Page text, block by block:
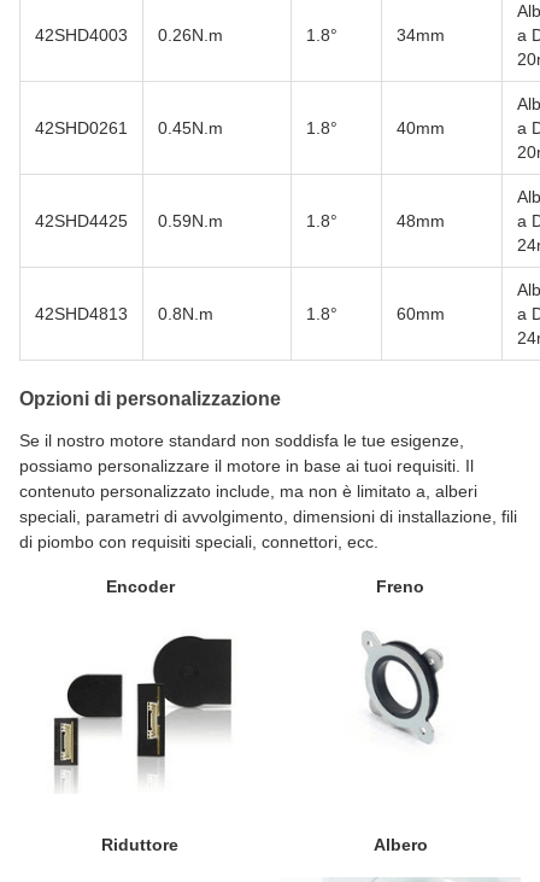
42SHD4003 0.26N.m 1.8° 34mm
a
42SHD0261 0.45N.m 1.8° 40mm
a
42SHD4425 0.59N.m 1.8° 48mm
a
42SHD4813 0.8N.m 1.8° 60mm
a
Opzioni di personalizzazione
Se il nostro motore standard non soddisfa le tue esigenze,
possiamo personalizzare il motore in base ai tuoi requisiti. Il
contenuto personalizzato include, ma non è limitato a, alberi
speciali, parametri di avvolgimento, dimensioni di installazione, fili
di piombo con requisiti speciali, connettori, ecc.
Encoder Freno
Riduttore Albero